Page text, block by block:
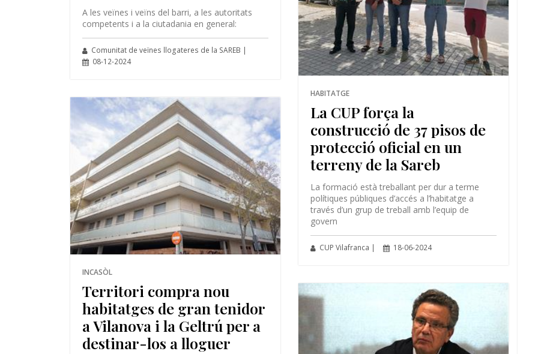
A les veïnes i veïns del barri, a les autoritats
competents i a la ciutadania en general:
Comunitat de veïnes llogateres de la SAREB |
08-12-2024
HABITATGE
La CUP força la
construcció de 37 pisos de
protecció oficial en un
terreny de la Sareb
La formació està treballant per dur a terme
polítiques públiques d’accés a l’habitatge a
través d’un grup de treball amb l’equip de
govern
CUP Vilafranca | 18-06-2024
INCASÒL
Territori compra nou
habitatges de gran tenidor
a Vilanova i la Geltrú per a
destinar-los a lloguer